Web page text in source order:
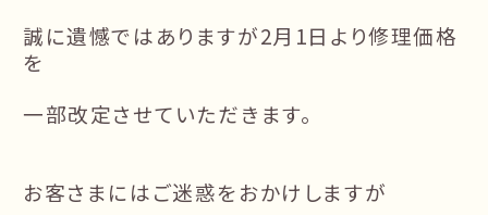
誠に遺憾ではありますが2月1日より修理価格
を
一部改定させていただきます。
お客さまにはご迷惑をおかけしますが